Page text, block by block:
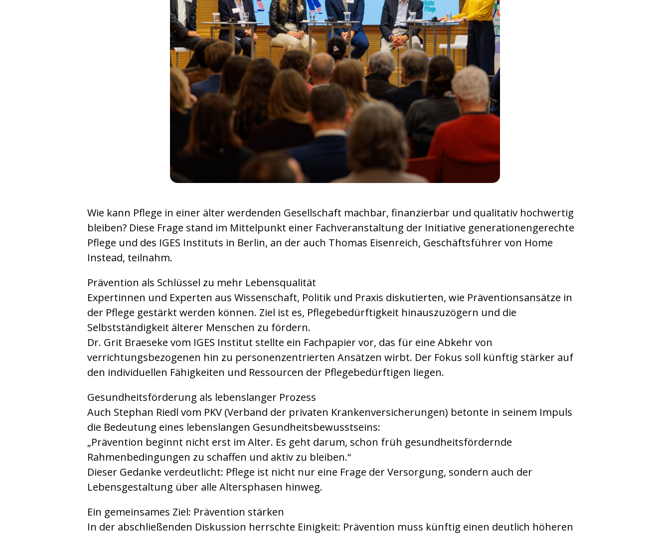
Wie kann Pflege in einer älter werdenden Gesellschaft machbar, finanzierbar und qualitativ hochwertig
bleiben? Diese Frage stand im Mittelpunkt einer Fachveranstaltung der Initiative generationengerechte
Pflege und des IGES Instituts in Berlin, an der auch Thomas Eisenreich, Geschäftsführer von Home
Instead, teilnahm.
Prävention als Schlüssel zu mehr Lebensqualität
Expertinnen und Experten aus Wissenschaft, Politik und Praxis diskutierten, wie Präventionsansätze in
der Pflege gestärkt werden können. Ziel ist es, Pflegebedürftigkeit hinauszuzögern und die
Selbstständigkeit älterer Menschen zu fördern.
Dr. Grit Braeseke vom IGES Institut stellte ein Fachpapier vor, das für eine Abkehr von
verrichtungsbezogenen hin zu personenzentrierten Ansätzen wirbt. Der Fokus soll künftig stärker auf
den individuellen Fähigkeiten und Ressourcen der Pflegebedürftigen liegen.
Gesundheitsförderung als lebenslanger Prozess
Auch Stephan Riedl vom PKV (Verband der privaten Krankenversicherungen) betonte in seinem Impuls
die Bedeutung eines lebenslangen Gesundheitsbewusstseins:
„Prävention beginnt nicht erst im Alter. Es geht darum, schon früh gesundheitsfördernde
Rahmenbedingungen zu schaffen und aktiv zu bleiben.“
Dieser Gedanke verdeutlicht: Pflege ist nicht nur eine Frage der Versorgung, sondern auch der
Lebensgestaltung über alle Altersphasen hinweg.
Ein gemeinsames Ziel: Prävention stärken
In der abschließenden Diskussion herrschte Einigkeit: Prävention muss künftig einen deutlich höheren